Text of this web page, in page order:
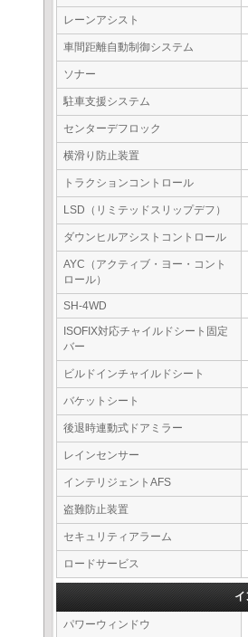
レーンアシスト
車間距離自動制御システム
ソナー
駐車支援システム
センターデフロック
横滑り防止装置
トラクションコントロール
LSD（リミテッドスリップデフ）
ダウンヒルアシストコントロール
AYC（アクティブ・ヨー・コント
ロール）
SH-4WD
ISOFIX対応チャイルドシート固定
バー
ビルドインチャイルドシート
バケットシート
後退時連動式ドアミラー
レインセンサー
インテリジェントAFS
盗難防止装置
セキュリティアラーム
ロードサービス
イ
パワーウィンドウ